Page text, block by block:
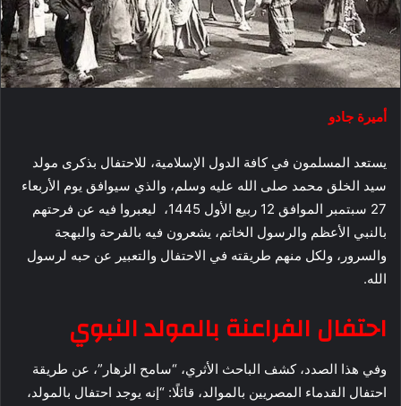
أميرة جادو
يستعد المسلمون في كافة الدول الإسلامية، للاحتفال بذكرى مولد
سيد الخلق محمد صلى الله عليه وسلم، والذي سيوافق يوم الأربعاء
27 سبتمبر الموافق 12 ربيع الأول 1445، ليعبروا فيه عن فرحتهم
بالنبي الأعظم والرسول الخاتم، يشعرون فيه بالفرحة والبهجة
والسرور، ولكل منهم طريقته في الاحتفال والتعبير عن حبه لرسول
الله.
احتفال الفراعنة بالمولد النبوي
وفي هذا الصدد، كشف الباحث الأثري، “سامح الزهار”، عن طريقة
احتفال القدماء المصريين بالموالد، قائلًا: “إنه يوجد احتفال بالمولد،